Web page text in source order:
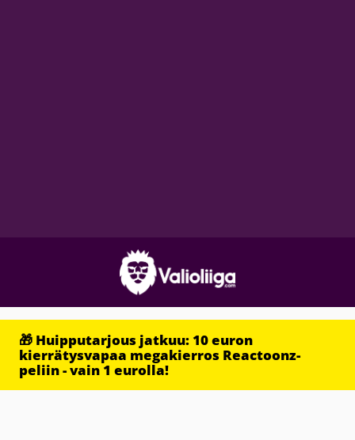
🎁 Huipputarjous jatkuu: 10 euron
kierrätysvapaa megakierros Reactoonz-
peliin - vain 1 eurolla!